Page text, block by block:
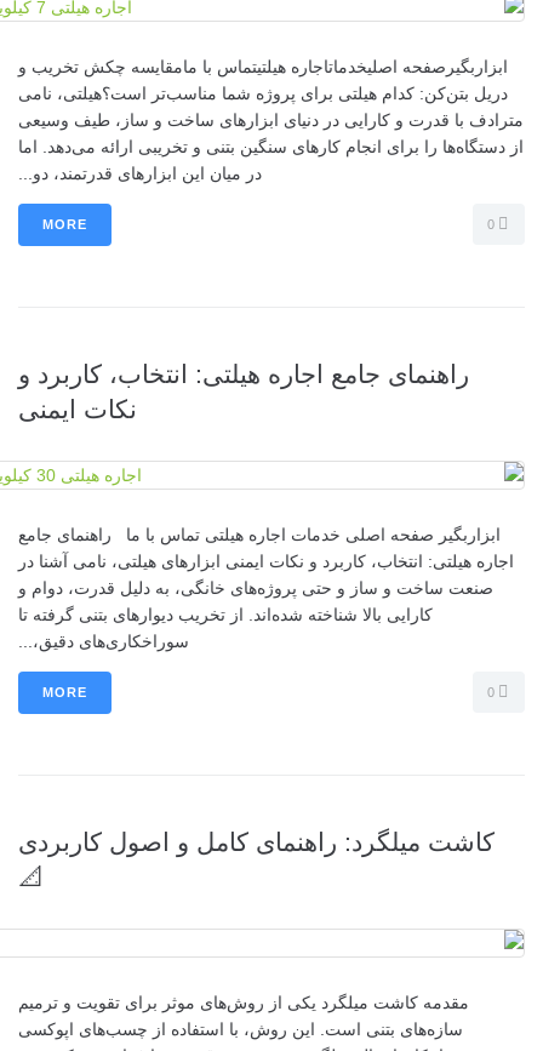
ابزاربگیرصفحه اصلیخدماتاجاره هیلتیتماس با مامقایسه چکش تخریب و
دریل بتن‌کن: کدام هیلتی برای پروژه شما مناسب‌تر است؟هیلتی، نامی
مترادف با قدرت و کارایی در دنیای ابزارهای ساخت و ساز، طیف وسیعی
از دستگاه‌ها را برای انجام کارهای سنگین بتنی و تخریبی ارائه می‌دهد. اما
در میان این ابزارهای قدرتمند، دو...
MORE
راهنمای جامع اجاره هیلتی: انتخاب، کاربرد و
نکات ایمنی
ابزاربگیر صفحه اصلی خدمات اجاره هیلتی تماس با ما راهنمای جامع
اجاره هیلتی: انتخاب، کاربرد و نکات ایمنی ابزارهای هیلتی، نامی آشنا در
صنعت ساخت و ساز و حتی پروژه‌های خانگی، به دلیل قدرت، دوام و
کارایی بالا شناخته شده‌اند. از تخریب دیوارهای بتنی گرفته تا
سوراخکاری‌های دقیق،...
MORE
کاشت میلگرد: راهنمای کامل و اصول کاربردی
📐
مقدمه کاشت میلگرد یکی از روش‌های موثر برای تقویت و ترمیم
سازه‌های بتنی است. این روش، با استفاده از چسب‌های اپوکسی